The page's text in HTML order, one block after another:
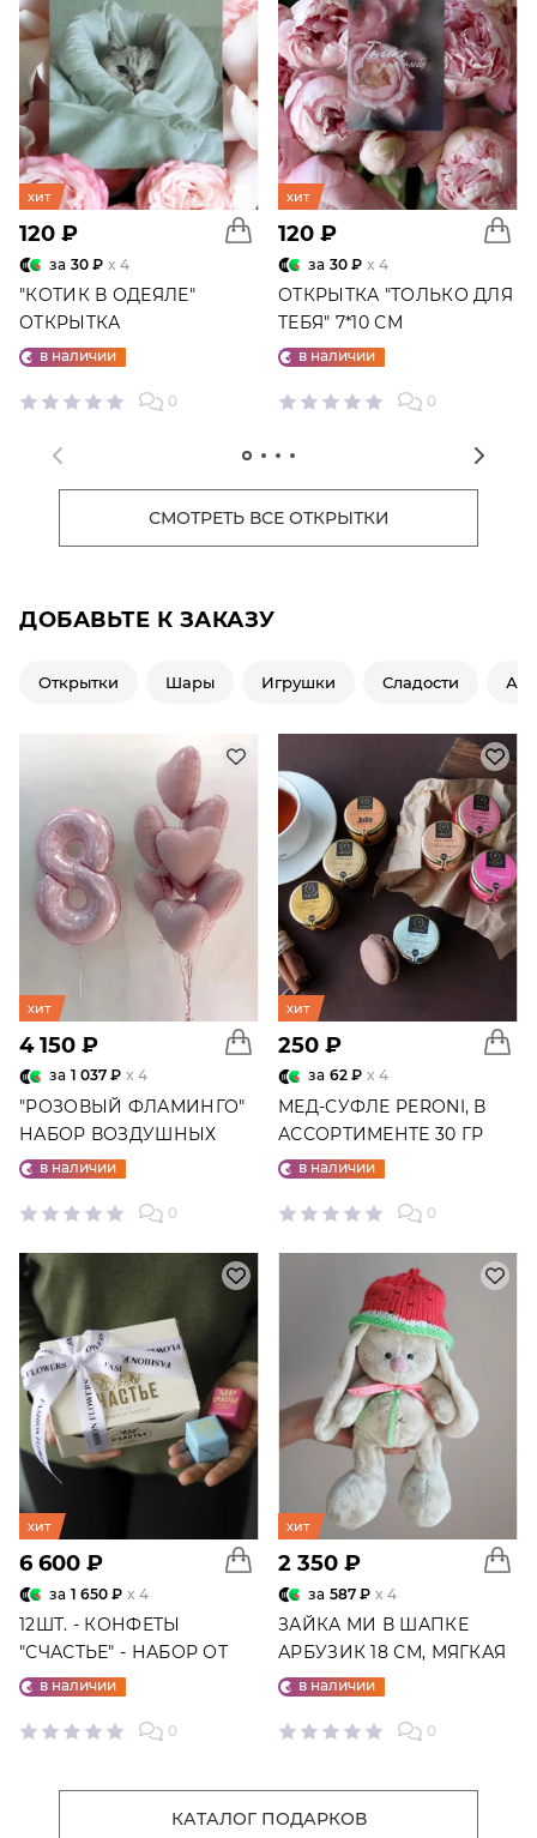
хит
120 ₽
за 30 ₽ x 4
"КОТИК В ОДЕЯЛЕ"
ОТКРЫТКА
в наличии
0
хит
120 ₽
за 30 ₽ x 4
ОТКРЫТКА "ТОЛЬКО ДЛЯ
ТЕБЯ" 7*10 СМ
в наличии
0
СМОТРЕТЬ ВСЕ ОТКРЫТКИ
ДОБАВЬТЕ К ЗАКАЗУ
Открытки Шары Игрушки Сладости
хит
4 150 ₽
за 1 037 ₽ x 4
"РОЗОВЫЙ ФЛАМИНГО"
НАБОР ВОЗДУШНЫХ
ШАРОВ №25
в наличии
0
хит
250 ₽
за 62 ₽ x 4
МЕД-СУФЛЕ PERONI, В
АССОРТИМЕНТЕ 30 ГР
в наличии
0
хит
6 600 ₽
за 1 650 ₽ x 4
12ШТ. - КОНФЕТЫ
"СЧАСТЬЕ" - НАБОР ОТ
"ФАБРИКИ СЧАСТЬЕ"
в наличии
0
хит
2 350 ₽
за 587 ₽ x 4
ЗАЙКА МИ В ШАПКЕ
АРБУЗИК 18 СМ, МЯГКАЯ
ИГРУШКА
в наличии
0
КАТАЛОГ ПОДАРКОВ